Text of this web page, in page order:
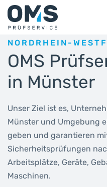
Zum
Inhalt
springen
NORDRHEIN-
OMS
in Münster
Unser Ziel ist es,
Münster und Umgebung
geben und garantieren
Sicherheitsprüfungen
Arbeitsplätze, Geräte,
Maschinen.